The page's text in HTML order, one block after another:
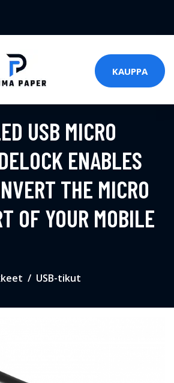
KAUPPA
USB MICRO
ENABLES
THE MICRO
OF YOUR MOBILE
USB-tikut